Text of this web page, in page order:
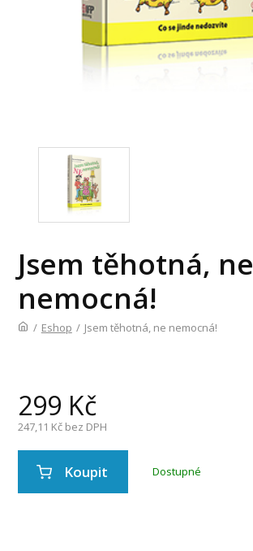
Jsem těhotná, ne
nemocná!
/ Eshop / Jsem těhotná, ne nemocná!
299 Kč
247,11 Kč bez DPH
Koupit Dostupné